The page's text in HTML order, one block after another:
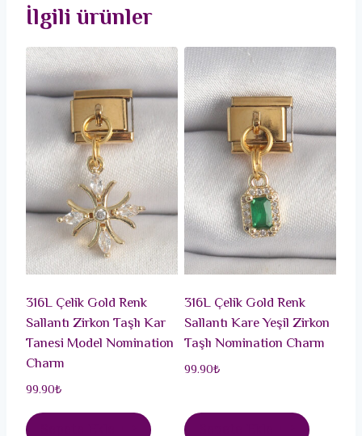
İlgili ürünler
316L Çelik Gold Renk
Sallantı Zirkon Taşlı Kar
Tanesi Model Nomination
Charm
99.90₺
316L Çelik Gold Renk
Sallantı Kare Yeşil Zirkon
Taşlı Nomination Charm
99.90₺